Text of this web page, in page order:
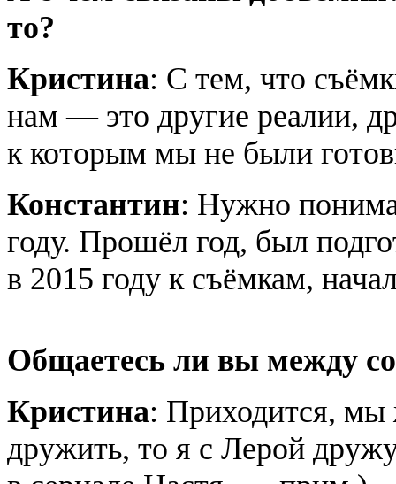
то?
Кристина: С тем, что
нам — это другие реалии,
к которым мы не были
Константин: Нужно
году. Прошёл год, был
в 2015 году к съёмкам,
Общаетесь ли вы между
Кристина: Приходится, мы
дружить, то я с Лерой